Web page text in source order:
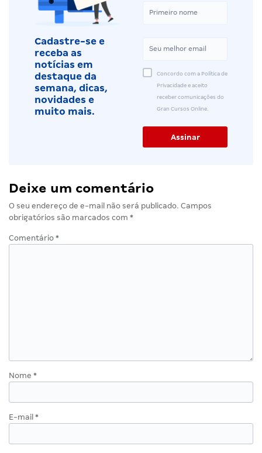
Cadastre-se e
receba as
notícias em
destaque da
semana, dicas,
novidades e
muito mais.
Concordo com a Política de
Privacidade e aceito
receber comunicações do
Gran Cursos Online.
Deixe um comentário
O seu endereço de e-mail não será publicado. Campos
obrigatórios são marcados com *
Comentário *
Nome *
E-mail *